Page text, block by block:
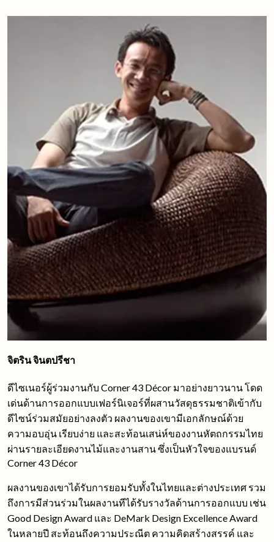
จิตริน จินตปรีชา
ดีไซเนอร์ผู้ร่วมงานกับ Corner 43 Décor มาอย่างยาวนาน โดด
เด่นด้านการออกแบบเฟอร์นิเจอร์ที่ผสานวัสดุธรรมชาติเข้ากับ
ดีไซน์ร่วมสมัยอย่างลงตัว ผลงานของเขามีเอกลักษณ์ด้วย
ความอบอุ่น เรียบง่าย และสะท้อนเสน่ห์ของงานหัตถกรรมไทย
ผ่านรายละเอียดงานไม้และงานสาน ซึ่งเป็นหัวใจของแบรนด์
Corner 43 Décor
ผลงานของเขาได้รับการยอมรับทั้งในไทยและต่างประเทศ รวม
ถึงการมีส่วนร่วมในผลงานทีได้รับรางวัลด้านการออกแบบ เช่น
Good Design Award และ DeMark Design Excellence Award
ในหลายปี สะท้อนถึงความประณีต ความคิดสร้างสรรค์ และ